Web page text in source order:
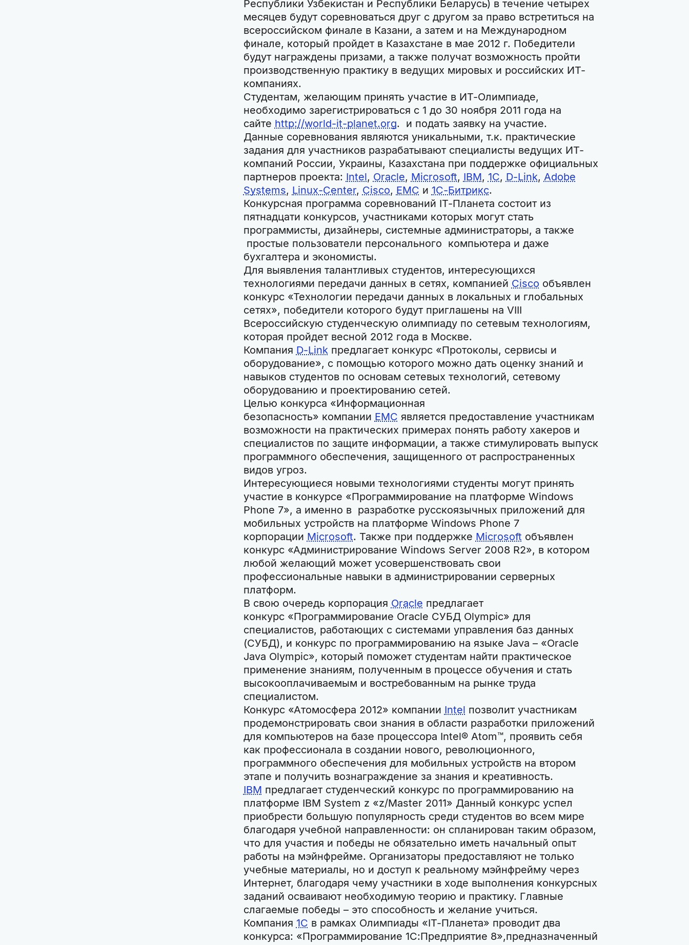
Республики Узбекистан и Республики Беларусь) в течение четырех
месяцев будут соревноваться друг с другом за право встретиться на
всероссийском финале в Казани, а затем и на Международном
финале, который пройдет в Казахстане в мае 2012 г. Победители
будут награждены призами, а также получат возможность пройти
производственную практику в ведущих мировых и российских ИТ-
компаниях.
Студентам, желающим принять участие в ИТ-Олимпиаде,
необходимо зарегистрироваться с 1 до 30 ноября 2011 года на
сайте http://world-it-planet.org. и подать заявку на участие.
Данные соревнования являются уникальными, т.к. практические
задания для участников разрабатывают специалисты ведущих ИТ-
компаний России, Украины, Казахстана при поддержке официальных
партнеров проекта: Intel, Oracle, Microsoft, IBM, 1C, D-Link, Adobe
Systems, Linux-Center, Cisco, EMC и 1С-Битрикс.
Конкурсная программа соревнований IТ-Планета состоит из
пятнадцати конкурсов, участниками которых могут стать
программисты, дизайнеры, системные администраторы, а также
простые пользователи персонального компьютера и даже
бухгалтера и экономисты.
Для выявления талантливых студентов, интересующихся
технологиями передачи данных в сетях, компанией Cisco объявлен
конкурс «Технологии передачи данных в локальных и глобальных
сетях», победители которого будут приглашены на VIII
Всероссийскую студенческую олимпиаду по сетевым технологиям,
которая пройдет весной 2012 года в Москве.
Компания D-Linkпредлагает конкурс «Протоколы, сервисы и
оборудование», с помощью которого можно дать оценку знаний и
навыков студентов по основам сетевых технологий, сетевому
оборудованию и проектированию сетей.
Целью конкурса «Информационная
безопасность» компании EMC является предоставление участникам
возможности на практических примерах понять работу хакеров и
специалистов по защите информации, а также стимулировать выпуск
программного обеспечения, защищенного от распространенных
видов угроз.
Интересующиеся новыми технологиями студенты могут принять
участие в конкурсе «Программирование на платформе Windows
Phone 7», а именно в разработке русскоязычных приложений для
мобильных устройств на платформе Windows Phone 7
корпорации Microsoft. Также при поддержке Microsoft объявлен
конкурс «Администрирование Windows Server 2008 R2», в котором
любой желающий может усовершенствовать свои
профессиональные навыки в администрировании серверных
платформ.
В свою очередь корпорация Oracle предлагает
конкурс «Программирование Oracle СУБД Olympic» для
специалистов, работающих с системами управления баз данных
(СУБД), и конкурс по программированию на языке Java – «Oracle
Java Olympic», который поможет студентам найти практическое
применение знаниям, полученным в процессе обучения и стать
высокооплачиваемым и востребованным на рынке труда
специалистом.
Конкурс «Атомосфера 2012» компании Intel позволит участникам
продемонстрировать свои знания в области разработки приложений
для компьютеров на базе процессора Intel® Atom™, проявить себя
как профессионала в создании нового, революционного,
программного обеспечения для мобильных устройств на втором
этапе и получить вознаграждение за знания и креативность.
IBM предлагает студенческий конкурс по программированию на
платформе IBM System z «z/Master 2011» Данный конкурс успел
приобрести большую популярность среди студентов во всем мире
благодаря учебной направленности: он спланирован таким образом,
что для участия и победы не обязательно иметь начальный опыт
работы на мэйнфрейме. Организаторы предоставляют не только
учебные материалы, но и доступ к реальному мэйнфрейму через
Интернет, благодаря чему участники в ходе выполнения конкурсных
заданий осваивают необходимую теорию и практику. Главные
слагаемые победы – это способность и желание учиться.
Компания 1C в рамках Олимпиады «IT-Планета» проводит два
конкурса: «Программирование 1C:Предприятие 8»,предназначенный